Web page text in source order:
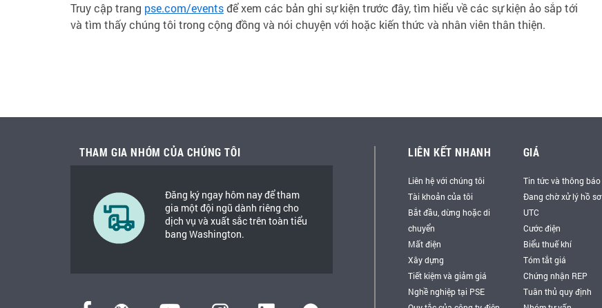
Truy cập trang pse.com/eventsđể xem các bản ghi sự kiện trước đây, tìm hiểu về các sự kiện ảo sắp tới
và tìm thấy chúng tôi trong cộng đồng và nói chuyện với hoặc kiến thức và nhân viên thân thiện.
THAM GIA NHÓM CỦA CHÚNG TÔI
Đăng ký ngay hôm nay để tham
gia một đội ngũ dành riêng cho
dịch vụ và xuất sắc trên toàn tiểu
bang Washington.
LIÊN KẾT NHANH
Liên hệ với chúng tôi
Tài khoản của tôi
Bắt đầu, dừng hoặc di
chuyển
Mất điện
Xây dựng
Tiết kiệm và giảm giá
Nghề nghiệp tại PSE
GIÁ
Tin tức và thông báo
Đang chờ xử lý hồ sơ
UTC
Cước điện
Biểu thuế khí
Tóm tắt giá
Chứng nhận REP
Tuân thủ quy định